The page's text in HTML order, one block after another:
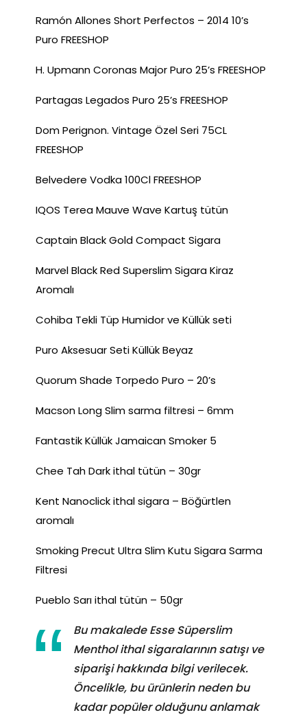
Ramón Allones Short Perfectos – 2014 10’s
Puro FREESHOP
H. Upmann Coronas Major Puro 25’s FREESHOP
Partagas Legados Puro 25’s FREESHOP
Dom Perignon. Vintage Özel Seri 75CL
FREESHOP
Belvedere Vodka 100Cl FREESHOP
IQOS Terea Mauve Wave Kartuş tütün
Captain Black Gold Compact Sigara
Marvel Black Red Superslim Sigara Kiraz
Aromalı
Cohiba Tekli Tüp Humidor ve Küllük seti
Puro Aksesuar Seti Küllük Beyaz
Quorum Shade Torpedo Puro – 20’s
Macson Long Slim sarma filtresi – 6mm
Fantastik Küllük Jamaican Smoker 5
Chee Tah Dark ithal tütün – 30gr
Kent Nanoclick ithal sigara – Böğürtlen
aromalı
Smoking Precut Ultra Slim Kutu Sigara Sarma
Filtresi
Pueblo Sarı ithal tütün – 50gr
Bu makalede Esse Süperslim
Menthol ithal sigaralarının satışı ve
siparişi hakkında bilgi verilecek.
Öncelikle, bu ürünlerin neden bu
kadar popüler olduğunu anlamak